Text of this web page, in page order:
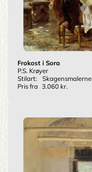
Frokost i Sora
P.S. Krøyer
Stilart:
Skagensmalerne
Pris fra 3.060 kr.